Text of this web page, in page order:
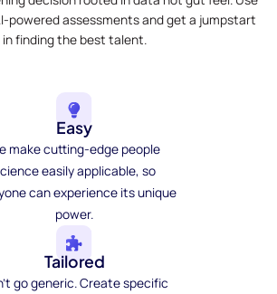
powered assessments and get a jumpstart
in finding the best talent.
Easy
make cutting-edge people
easily applicable, so
can experience its unique
power.
Tailored
go generic. Create specific